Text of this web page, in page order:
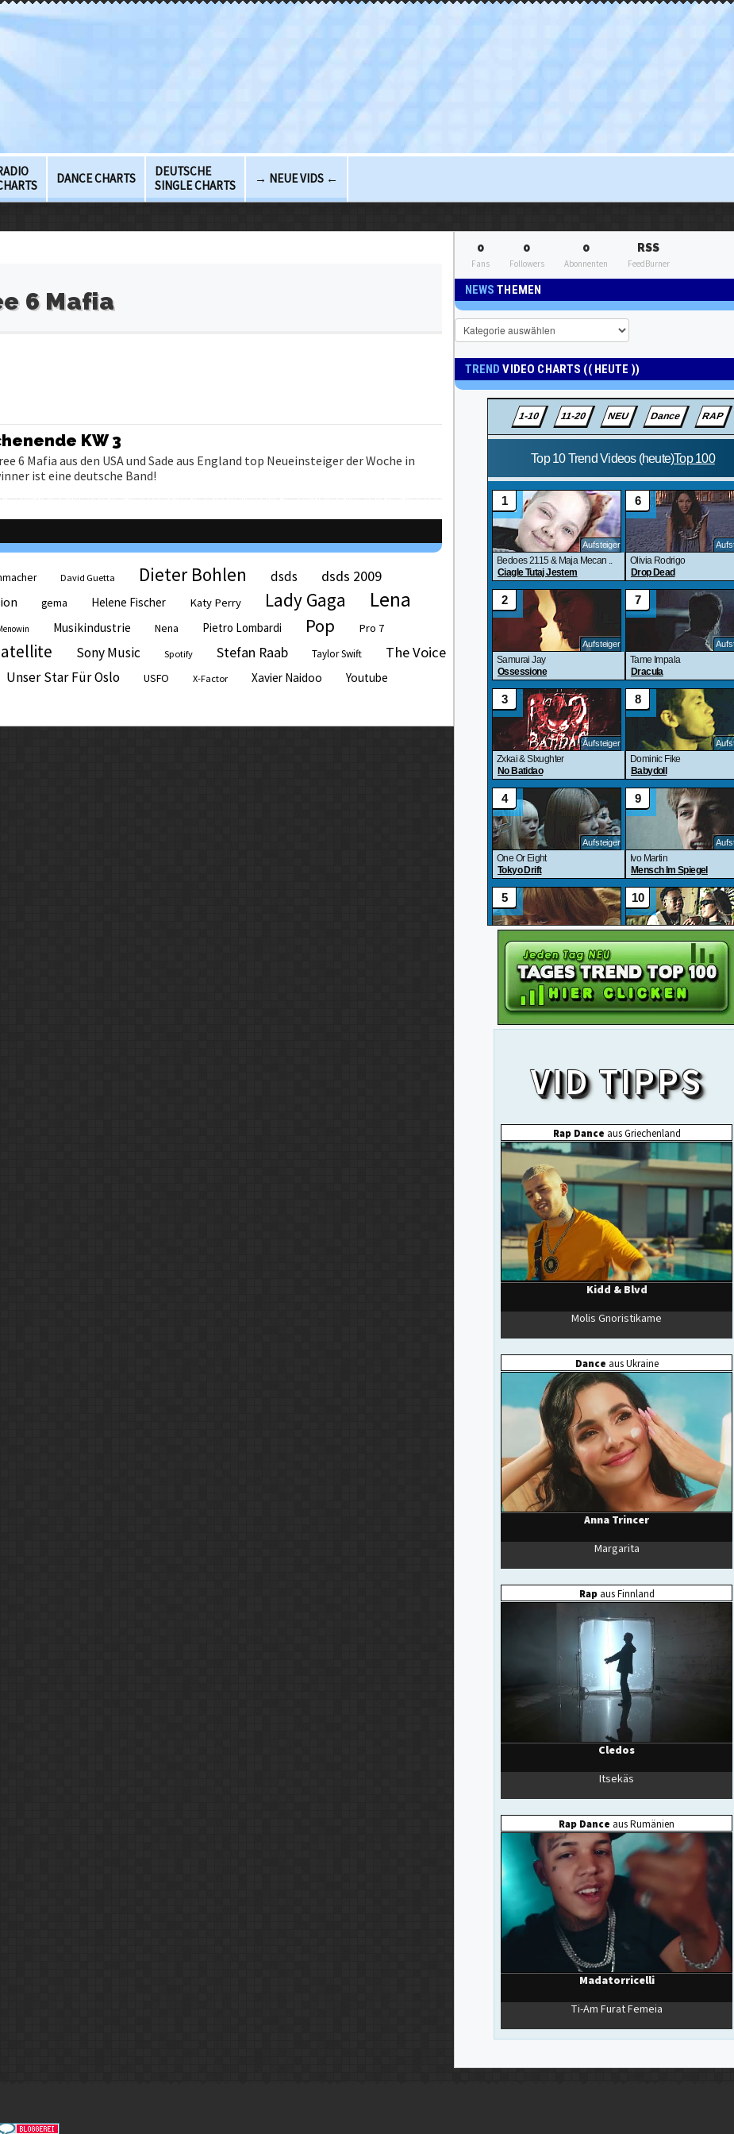
DANCE CHARTS
DEUTSCHE
SINGLE CHARTS
→ NEUE VIDS ←
6 Mafia
KW 3
6 Mafia aus den USA und Sade aus England top Neueinsteiger der Woche in
ist eine deutsche Band!
David Guetta Dieter Bohlen dsds dsds 2009
gema Helene Fischer Katy Perry Lady Gaga Lena
Musikindustrie Nena Pietro Lombardi Pop Pro 7
Sony Music Spotify Stefan Raab Taylor Swift
The Voice
Unser Star Für Oslo USFO X-Factor Xavier Naidoo Youtube
0
Fans
0
Followers
0
Abonnenten
RSS
FeedBurner
NEWSTHEMEN
News
Themen
TRENDVIDEO CHARTS (( HEUTE ))